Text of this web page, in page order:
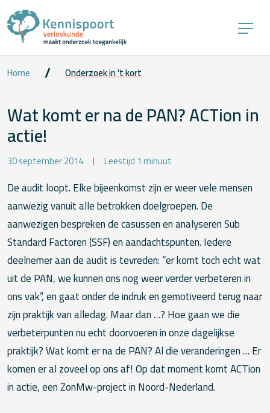
Home Onderzoek in 't kort
Wat komt er na de PAN? ACTion in
actie!
30 september 2014 Leestijd 1 minuut
De audit loopt. Elke bijeenkomst zijn er weer vele mensen
aanwezig vanuit alle betrokken doelgroepen. De
aanwezigen bespreken de casussen en analyseren Sub
Standard Factoren (SSF) en aandachtspunten. Iedere
deelnemer aan de audit is tevreden: “er komt toch echt wat
uit de PAN, we kunnen ons nog weer verder verbeteren in
ons vak”, en gaat onder de indruk en gemotiveerd terug naar
zijn praktijk van alledag. Maar dan …? Hoe gaan we die
verbeterpunten nu echt doorvoeren in onze dagelijkse
praktijk? Wat komt er na de PAN? Al die veranderingen … Er
komen er al zoveel op ons af! Op dat moment komt ACTion
in actie, een ZonMw-project in Noord-Nederland.